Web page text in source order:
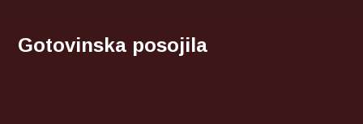
Gotovinska posojila